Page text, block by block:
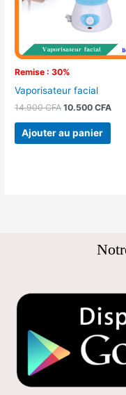
Remise : 30%
Vaporisateur facial
14.900CFA 10.500CFA
Ajouter au panier